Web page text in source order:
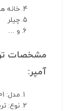
خانه
چیلر
و …
آمپر:
مدل: XH-W1401
نوع: